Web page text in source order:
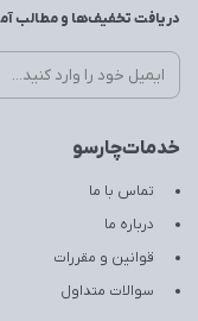
خدمات‌چارسو
تماس با ما
درباره ما
قوانین و مقررات
سوالات متداول
دریافت تخفیف‌ها و مطالب